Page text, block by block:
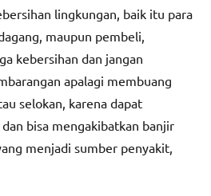
lingkungan, baik itu para
maupun pembeli,
kebersihan dan jangan
apalagi membuang
selokan, karena dapat
bisa mengakibatkan banjir
menjadi sumber penyakit,